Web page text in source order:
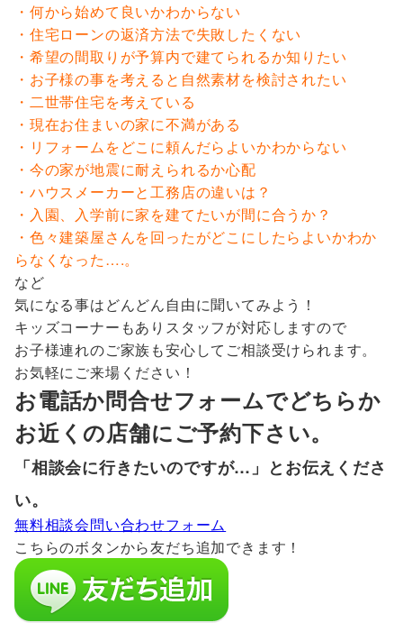
・何から始めて良いかわからない
・住宅ローンの返済方法で失敗したくない
・希望の間取りが予算内で建てられるか知りたい
・お子様の事を考えると自然素材を検討されたい
・二世帯住宅を考えている
・現在お住まいの家に不満がある
・リフォームをどこに頼んだらよいかわからない
・今の家が地震に耐えられるか心配
・ハウスメーカーと工務店の違いは？
・入園、入学前に家を建てたいが間に合うか？
・色々建築屋さんを回ったがどこにしたらよいかわか
らなくなった….。
など
気になる事はどんどん自由に聞いてみよう！
キッズコーナーもありスタッフが対応しますので
お子様連れのご家族も安心してご相談受けられます。
お気軽にご来場ください！
お電話か問合せフォームでどちらか
お近くの店舗にご予約下さい。
「相談会に行きたいのですが…」とお伝えくださ
い。
無料相談会問い合わせフォーム
こちらのボタンから友だち追加できます！